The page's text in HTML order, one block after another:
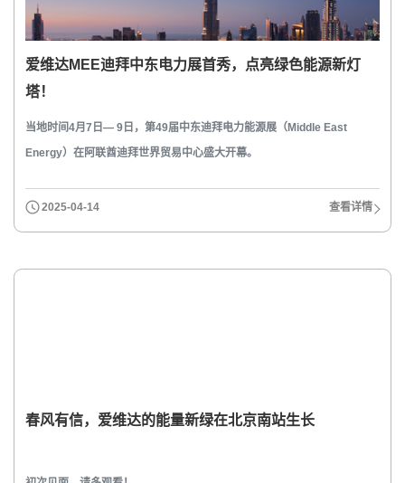
爱维达MEE迪拜中东电力展首秀，点亮绿色能源新灯
塔！
当地时间4月7日— 9日，第49届中东迪拜电力能源展（Middle East
Energy）在阿联酋迪拜世界贸易中心盛大开幕。
2025-04-14 查看详情
春风有信，爱维达的能量新绿在北京南站生长